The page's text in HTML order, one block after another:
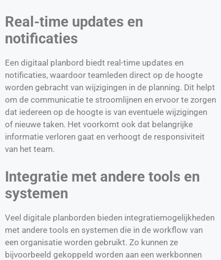
Real-time updates en
notificaties
Een digitaal planbord biedt real-time updates en
notificaties, waardoor teamleden direct op de hoogte
worden gebracht van wijzigingen in de planning. Dit helpt
om de communicatie te stroomlijnen en ervoor te zorgen
dat iedereen op de hoogte is van eventuele wijzigingen
of nieuwe taken. Het voorkomt ook dat belangrijke
informatie verloren gaat en verhoogt de responsiviteit
van het team.
Integratie met andere tools en
systemen
Veel digitale planborden bieden integratiemogelijkheden
met andere tools en systemen die in de workflow van
een organisatie worden gebruikt. Zo kunnen ze
bijvoorbeeld gekoppeld worden aan een werkbonnen